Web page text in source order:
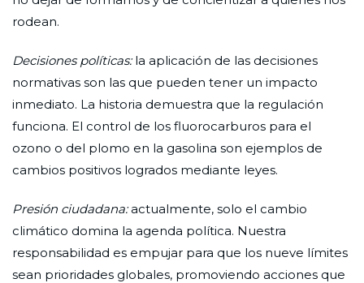
rodean.
Decisiones políticas:la aplicación de las decisiones
normativas son las que pueden tener un impacto
inmediato. La historia demuestra que la regulación
funciona. El control de los fluorocarburos para el
ozono o del plomo en la gasolina son ejemplos de
cambios positivos logrados mediante leyes.
Presión ciudadana:actualmente, solo el cambio
climático domina la agenda política. Nuestra
responsabilidad es empujar para que los nueve límites
sean prioridades globales, promoviendo acciones que